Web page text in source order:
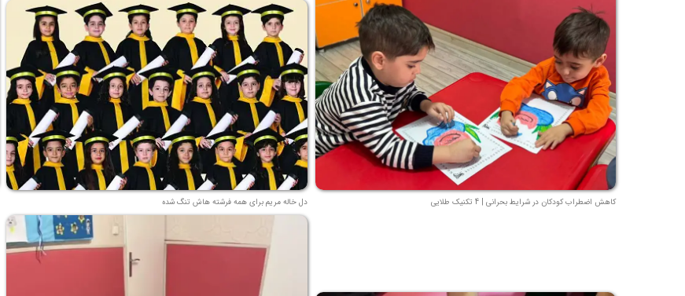
کاهش اضطراب کودکان در شرایط بحرانی | 4 تکنیک طلایی دل خاله مریم برای همه فرشته هاش تنگ شده